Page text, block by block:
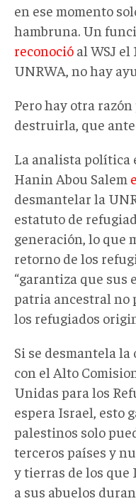
en ese momento
hambruna. Un
reconoció al WSJ el
UNRWA, no hay
Pero hay otra
destruirla, que
La analista política
Hanin Abou Salem
desmantelar la
estatuto de
generación, lo que
retorno de los
“garantiza que sus
patria ancestral no
los refugiados
Si se desmantela
con el Alto
Unidas para los
espera Israel, esto
palestinos solo
terceros países y
y tierras de los que
a sus abuelos